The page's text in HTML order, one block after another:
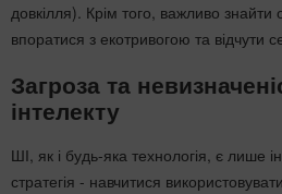
довкілля). Крім того, важливо
впоратися з екотривогою та відчути
Загроза та
інтелекту
ШІ, як і будь-яка технологія, є лише
стратегія - навчитися